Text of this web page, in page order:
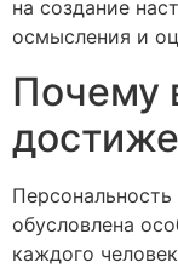
на создание
осмысления и
Почему
обусловлена
каждого